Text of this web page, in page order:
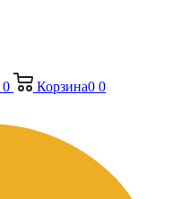
0 Корзина0 0